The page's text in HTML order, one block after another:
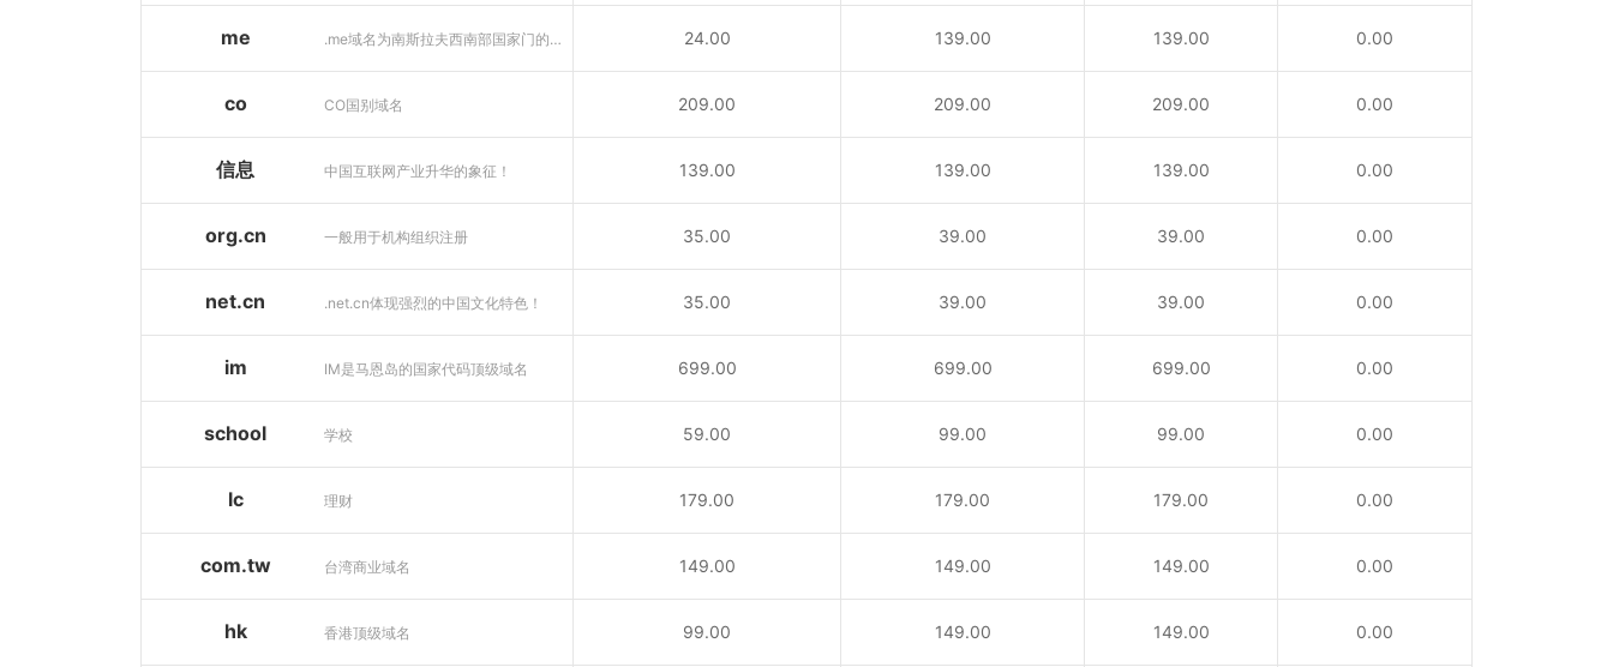
me .me域名为南斯拉夫西南部国家门的内哥罗的国家顶级域名 24.00 139.00 139.00 0.00
co CO国别域名 209.00 209.00 209.00 0.00
信息 中国互联网产业升华的象征！ 139.00 139.00 139.00 0.00
org.cn 一般用于机构组织注册 35.00 39.00 39.00 0.00
net.cn .net.cn体现强烈的中国文化特色！ 35.00 39.00 39.00 0.00
im IM是马恩岛的国家代码顶级域名 699.00 699.00 699.00 0.00
school 学校 59.00 99.00 99.00 0.00
lc 理财 179.00 179.00 179.00 0.00
com.tw 台湾商业域名 149.00 149.00 149.00 0.00
hk 香港顶级域名 99.00 149.00 149.00 0.00